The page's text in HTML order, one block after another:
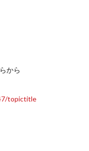
から
topictitle